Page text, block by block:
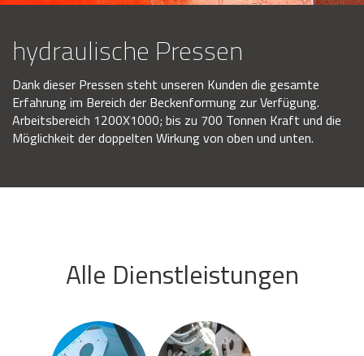
hydraulische Pressen
Dank dieser Pressen steht unseren Kunden die gesamte
Erfahrung im Bereich der Beckenformung zur Verfügung.
Arbeitsbereich 1200X1000; bis zu 700 Tonnen Kraft und die
Möglichkeit der doppelten Wirkung von oben und unten.
Alle Dienstleistungen